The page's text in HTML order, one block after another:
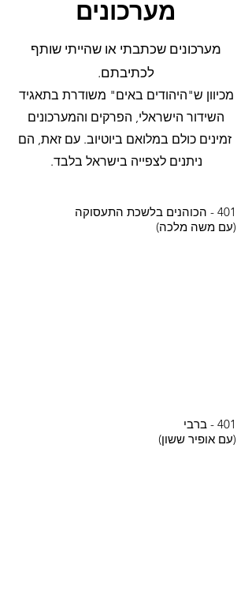
מערכונים
מערכונים שכתבתי או שהייתי שותף
לכתיבתם.
מכיוון ש"היהודים באים" משודרת בתאגיד
השידור הישראלי, הפרקים והמערכונים
זמינים כולם במלואם ביוטיוב. עם זאת, הם
ניתנים לצפייה בישראל בלבד.
401 - הכוהנים בלשכת התעסוקה
(עם משה מלכה)
401 - ברבי
(עם אופיר ששון)